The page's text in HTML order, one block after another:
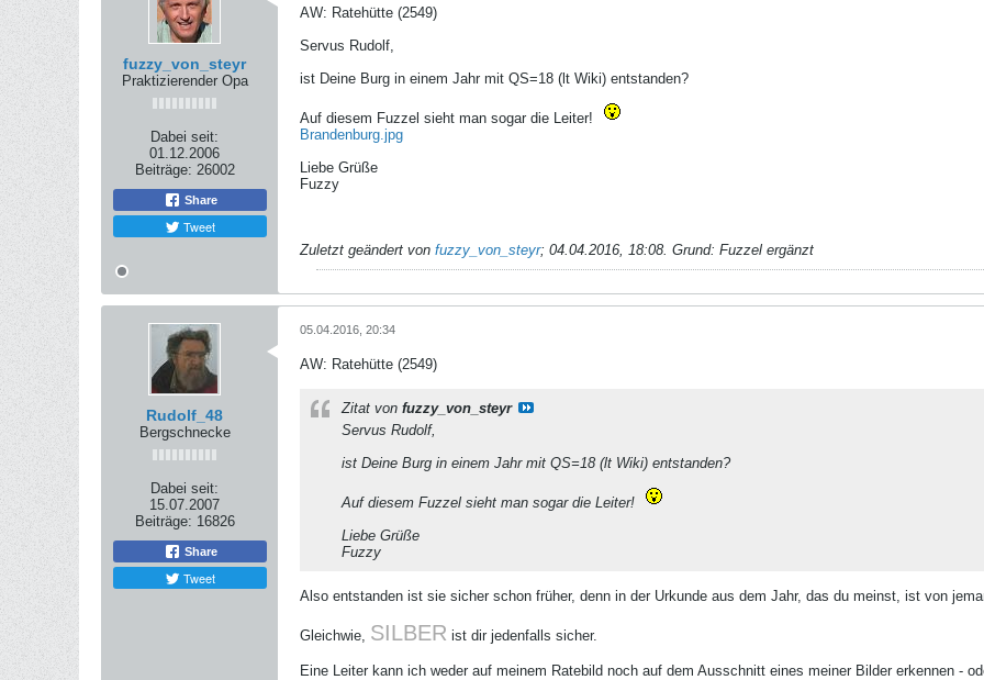
fuzzy_von_steyr
Praktizierender Opa
Dabei seit:
01.12.2006
Beiträge: 26002
Share
Tweet
AW: Ratehütte (2549)
Servus Rudolf,
ist Deine Burg in einem Jahr mit QS=18 (lt Wiki) entstanden?
Auf diesem Fuzzel sieht man sogar die Leiter!
Brandenburg.jpg
Liebe Grüße
Fuzzy
Zuletzt geändert von fuzzy_von_steyr; 04.04.2016, 18:08. Grund: Fuzzel ergänzt
Rudolf_48
Bergschnecke
Dabei seit:
15.07.2007
Beiträge: 16826
Share
Tweet
05.04.2016, 20:34
AW: Ratehütte (2549)
Zitat von fuzzy_von_steyr
Servus Rudolf,
ist Deine Burg in einem Jahr mit QS=18 (lt Wiki) entstanden?
Auf diesem Fuzzel sieht man sogar die Leiter!
Liebe Grüße
Fuzzy
Also entstanden ist sie sicher schon früher, denn in der Urkunde aus dem Jahr, das du meinst, ist von
Gleichwie, SILBER ist dir jedenfalls sicher.
Eine Leiter kann ich weder auf meinem Ratebild noch auf dem Ausschnitt eines meiner Bilder erkennen -